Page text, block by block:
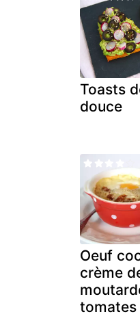
Toasts
douce
Oeuf
crème
tomates